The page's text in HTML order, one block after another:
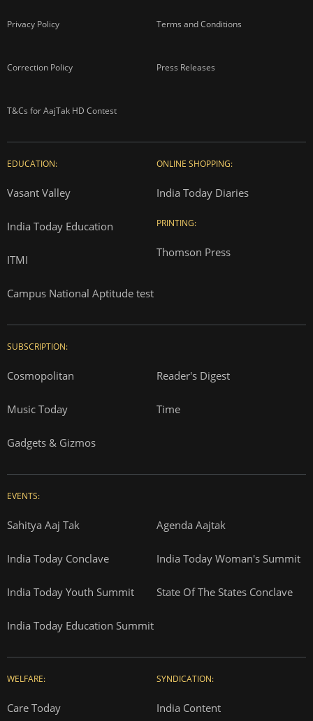
Privacy Policy Terms and Conditions
Correction Policy Press Releases
T&Cs for AajTak HD Contest
EDUCATION:
Vasant Valley
India Today Education
ITMI
Campus National Aptitude test
ONLINE SHOPPING:
India Today Diaries
PRINTING:
Thomson Press
SUBSCRIPTION:
Cosmopolitan Reader's Digest
Music Today Time
Gadgets & Gizmos
EVENTS:
Sahitya Aaj Tak Agenda Aajtak
India Today Conclave India Today Woman's Summit
India Today Youth Summit State Of The States Conclave
India Today Education Summit
WELFARE:
Care Today
SYNDICATION:
India Content